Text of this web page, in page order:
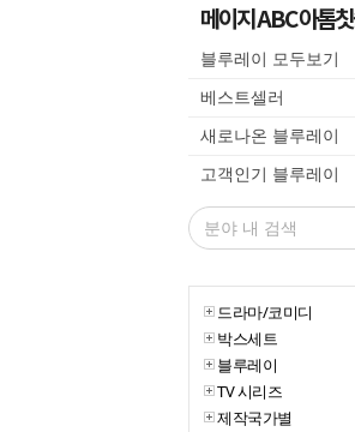
메이지 ABC 아톰
블루레이 모두보기
베스트셀러
새로나온 블루레이
고객인기 블루레이
드라마/코미디
박스세트
블루레이
TV 시리즈
제작국가별